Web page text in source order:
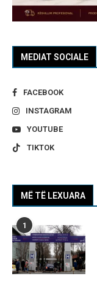
MEDIAT SOCIALE
FACEBOOK
INSTAGRAM
YOUTUBE
TIKTOK
MË TË LEXUARA
1